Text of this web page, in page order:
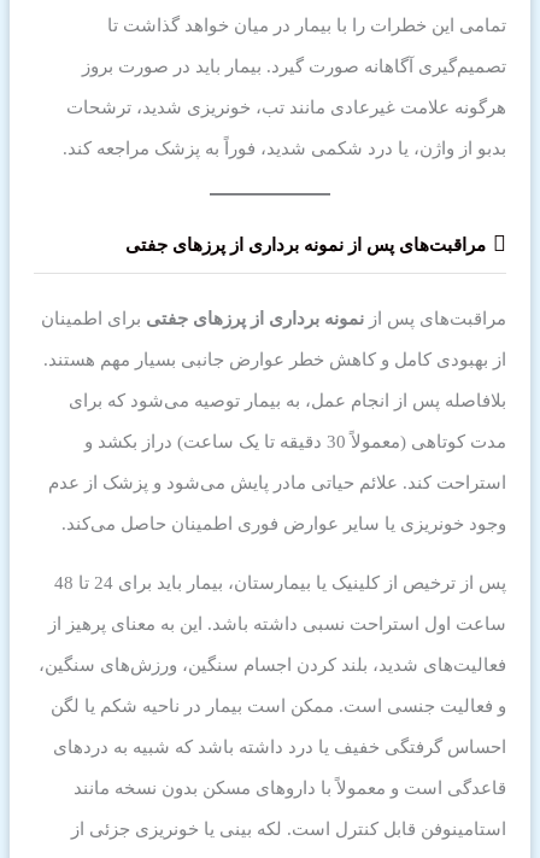
تمامی این خطرات را با بیمار در میان خواهد گذاشت تا
تصمیم‌گیری آگاهانه صورت گیرد. بیمار باید در صورت بروز
هرگونه علامت غیرعادی مانند تب، خونریزی شدید، ترشحات
بدبو از واژن، یا درد شکمی شدید، فوراً به پزشک مراجعه کند.
مراقبت‌های پس از نمونه برداری از پرزهای جفتی
مراقبت‌های پس ازنمونه برداری از پرزهای جفتی برای اطمینان
از بهبودی کامل و کاهش خطر عوارض جانبی بسیار مهم هستند.
بلافاصله پس از انجام عمل، به بیمار توصیه می‌شود که برای
مدت کوتاهی (معمولاً 30 دقیقه تا یک ساعت) دراز بکشد و
استراحت کند. علائم حیاتی مادر پایش می‌شود و پزشک از عدم
وجود خونریزی یا سایر عوارض فوری اطمینان حاصل می‌کند.
پس از ترخیص از کلینیک یا بیمارستان، بیمار باید برای 24 تا 48
ساعت اول استراحت نسبی داشته باشد. این به معنای پرهیز از
فعالیت‌های شدید، بلند کردن اجسام سنگین، ورزش‌های سنگین،
و فعالیت جنسی است. ممکن است بیمار در ناحیه شکم یا لگن
احساس گرفتگی خفیف یا درد داشته باشد که شبیه به دردهای
قاعدگی است و معمولاً با داروهای مسکن بدون نسخه مانند
استامینوفن قابل کنترل است. لکه بینی یا خونریزی جزئی از